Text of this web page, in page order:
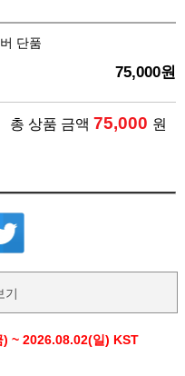
단품
75,000원
총 상품 금액 75,000 원
기
~ 2026.08.02(일) KST